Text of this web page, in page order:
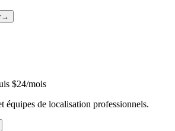
→
$24/mois
équipes de localisation professionnels.